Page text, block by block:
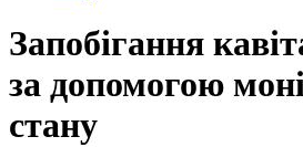
Запобігання
за допомогою
стану